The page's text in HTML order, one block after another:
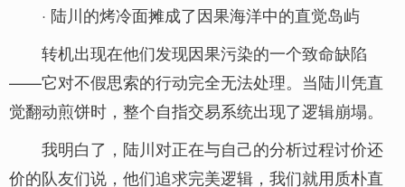
· 陆川的烤冷面摊成了因果海洋中的直觉岛屿
转机出现在他们发现因果污染的一个致命缺陷
——它对不假思索的行动完全无法处理。当陆川凭直
觉翻动煎饼时，整个自指交易系统出现了逻辑崩塌。
我明白了，陆川对正在与自己的分析过程讨价还
价的队友们说，他们追求完美逻辑，我们就用质朴直